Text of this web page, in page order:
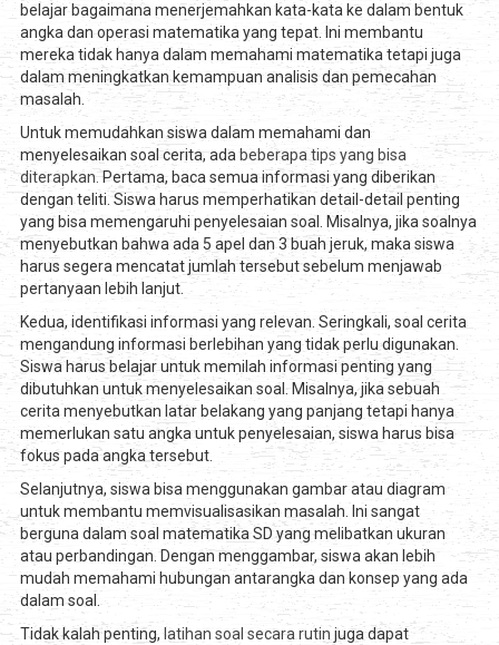
belajar bagaimana menerjemahkan kata-kata ke dalam bentuk
angka dan operasi matematika yang tepat. Ini membantu
mereka tidak hanya dalam memahami matematika tetapi juga
dalam meningkatkan kemampuan analisis dan pemecahan
masalah.
Untuk memudahkan siswa dalam memahami dan
menyelesaikan soal cerita, ada beberapa tips yang bisa
diterapkan. Pertama, baca semua informasi yang diberikan
dengan teliti. Siswa harus memperhatikan detail-detail penting
yang bisa memengaruhi penyelesaian soal. Misalnya, jika soalnya
menyebutkan bahwa ada 5 apel dan 3 buah jeruk, maka siswa
harus segera mencatat jumlah tersebut sebelum menjawab
pertanyaan lebih lanjut.
Kedua, identifikasi informasi yang relevan. Seringkali, soal cerita
mengandung informasi berlebihan yang tidak perlu digunakan.
Siswa harus belajar untuk memilah informasi penting yang
dibutuhkan untuk menyelesaikan soal. Misalnya, jika sebuah
cerita menyebutkan latar belakang yang panjang tetapi hanya
memerlukan satu angka untuk penyelesaian, siswa harus bisa
fokus pada angka tersebut.
Selanjutnya, siswa bisa menggunakan gambar atau diagram
untuk membantu memvisualisasikan masalah. Ini sangat
berguna dalam soal matematika SD yang melibatkan ukuran
atau perbandingan. Dengan menggambar, siswa akan lebih
mudah memahami hubungan antarangka dan konsep yang ada
dalam soal.
Tidak kalah penting, latihan soal secara rutin juga dapat